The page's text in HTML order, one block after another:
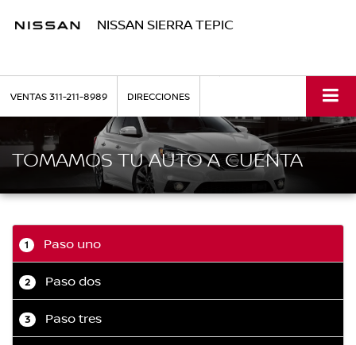
NISSAN SIERRA TEPIC
VENTAS311-211-8989 DIRECCIONES
TOMAMOS TU AUTO A CUENTA
1 Paso uno
2 Paso dos
3 Paso tres